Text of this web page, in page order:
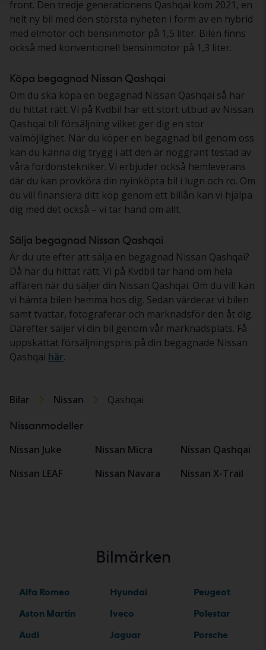
front. Den tredje generationens Qashqai kom 2021, en
helt ny bil med den största nyheten i form av en hybrid
med elmotor och bensinmotor på 1,5 liter. Bilen finns
också med konventionell bensinmotor på 1,3 liter.
Köpa begagnad Nissan Qashqai
Om du ska köpa en begagnad Nissan Qashqai så har
du hittat rätt. Vi på Kvdbil har ett stort utbud av Nissan
Qashqai till försäljning vilket ger dig en stor
valmöjlighet. När du köper en begagnad bil genom oss
kan du känna dig trygg i att den är noggrant testad av
våra fordonstekniker. Vi erbjuder också hemleverans
där du kan provköra din nyinköpta bil i lugn och ro. Om
du vill finansiera ditt köp genom ett billån kan vi hjälpa
dig med det också – vi tar hand om allt.
Sälja begagnad Nissan Qashqai
Är du ute efter att sälja en begagnad Nissan Qashqai?
Då har du hittat rätt. Vi på Kvdbil tar hand om hela
affären när du säljer din Nissan Qashqai. Om du vill kan
vi hämta bilen hemma hos dig. Sedan värderar vi bilen
samt tvättar, fotograferar och marknadsför den åt dig.
Därefter säljer vi din bil genom vår marknadsplats. Få
uppskattat försäljningspris på din begagnade Nissan
Qashqai här.
Bilar Nissan Qashqai
Nissanmodeller
Nissan Juke
Nissan LEAF
Nissan Micra
Nissan Navara
Nissan Qashqai
Nissan X-Trail
Bilmärken
Alfa Romeo
Aston Martin
Audi
Hyundai
Iveco
Jaguar
Peugeot
Polestar
Porsche